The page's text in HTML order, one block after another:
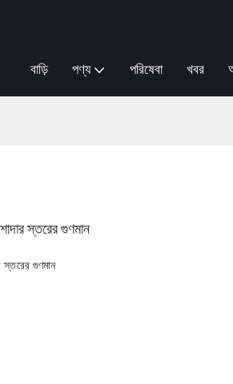
বাড়ি পণ্য পরিষেবা খবর
স্তরের গুণমান
স্তরের গুণমান